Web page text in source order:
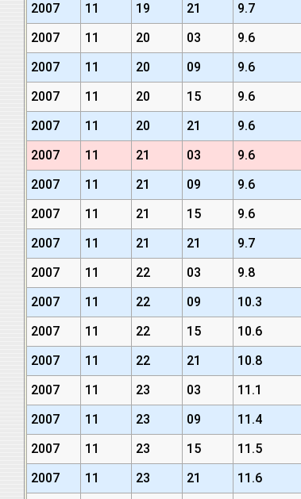
2007
11 19 21 9.7
2007
11 20 03 9.6
2007
11 20 09 9.6
2007
11 20 15 9.6
2007
11 20 21 9.6
2007
11 21 03 9.6
2007
11 21 09 9.6
2007
11 21 15 9.6
2007
11 21 21 9.7
2007
11 22 03 9.8
2007
11 22 09 10.3
2007
11 22 15 10.6
2007
11 22 21 10.8
2007
11 23 03 11.1
2007
11 23 09 11.4
2007
11 23 15 11.5
2007
11 23 21 11.6